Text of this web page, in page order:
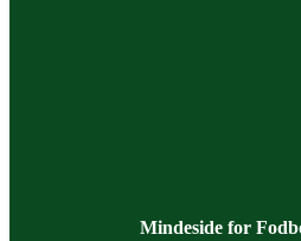
Mindeside for